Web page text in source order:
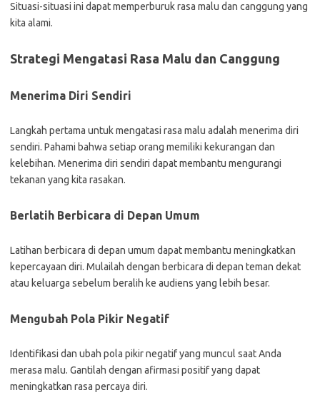
Situasi-situasi ini dapat memperburuk rasa malu dan canggung yang
kita alami.
Strategi Mengatasi Rasa Malu dan Canggung
Menerima Diri Sendiri
Langkah pertama untuk mengatasi rasa malu adalah menerima diri
sendiri. Pahami bahwa setiap orang memiliki kekurangan dan
kelebihan. Menerima diri sendiri dapat membantu mengurangi
tekanan yang kita rasakan.
Berlatih Berbicara di Depan Umum
Latihan berbicara di depan umum dapat membantu meningkatkan
kepercayaan diri. Mulailah dengan berbicara di depan teman dekat
atau keluarga sebelum beralih ke audiens yang lebih besar.
Mengubah Pola Pikir Negatif
Identifikasi dan ubah pola pikir negatif yang muncul saat Anda
merasa malu. Gantilah dengan afirmasi positif yang dapat
meningkatkan rasa percaya diri.